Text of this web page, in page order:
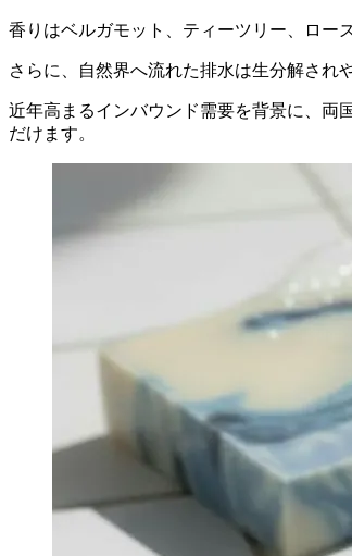
香りはベルガモット、ティーツリー、ロー
さらに、自然界へ流れた排水は生分解され
近年高まるインバウンド需要を背景に、両
だけます。